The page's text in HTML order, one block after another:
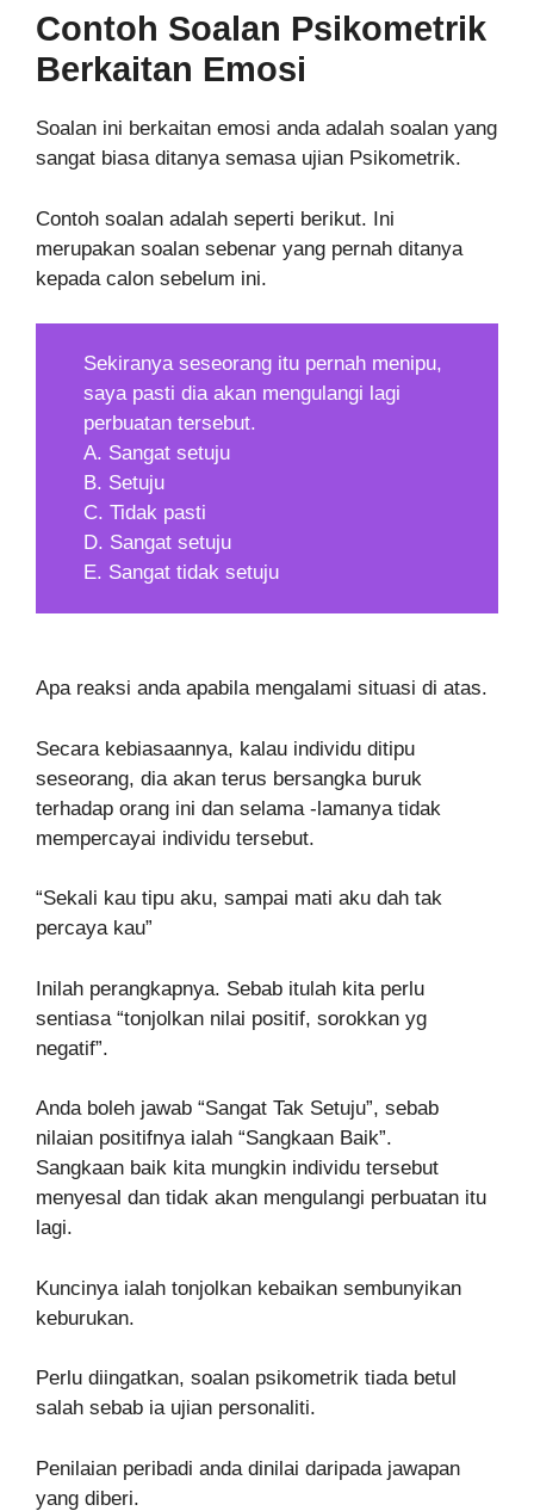
Contoh Soalan Psikometrik
Berkaitan Emosi
Soalan ini berkaitan emosi anda adalah soalan yang
sangat biasa ditanya semasa ujian Psikometrik.
Contoh soalan adalah seperti berikut. Ini
merupakan soalan sebenar yang pernah ditanya
kepada calon sebelum ini.
Sekiranya seseorang itu pernah menipu,
saya pasti dia akan mengulangi lagi
perbuatan tersebut.
A. Sangat setuju
B. Setuju
C. Tidak pasti
D. Sangat setuju
E. Sangat tidak setuju
Apa reaksi anda apabila mengalami situasi di atas.
Secara kebiasaannya, kalau individu ditipu
seseorang, dia akan terus bersangka buruk
terhadap orang ini dan selama -lamanya tidak
mempercayai individu tersebut.
“Sekali kau tipu aku, sampai mati aku dah tak
percaya kau”
Inilah perangkapnya. Sebab itulah kita perlu
sentiasa “tonjolkan nilai positif, sorokkan yg
negatif”.
Anda boleh jawab “Sangat Tak Setuju”, sebab
nilaian positifnya ialah “Sangkaan Baik”.
Sangkaan baik kita mungkin individu tersebut
menyesal dan tidak akan mengulangi perbuatan itu
lagi.
Kuncinya ialah tonjolkan kebaikan sembunyikan
keburukan.
Perlu diingatkan, soalan psikometrik tiada betul
salah sebab ia ujian personaliti.
Penilaian peribadi anda dinilai daripada jawapan
yang diberi.